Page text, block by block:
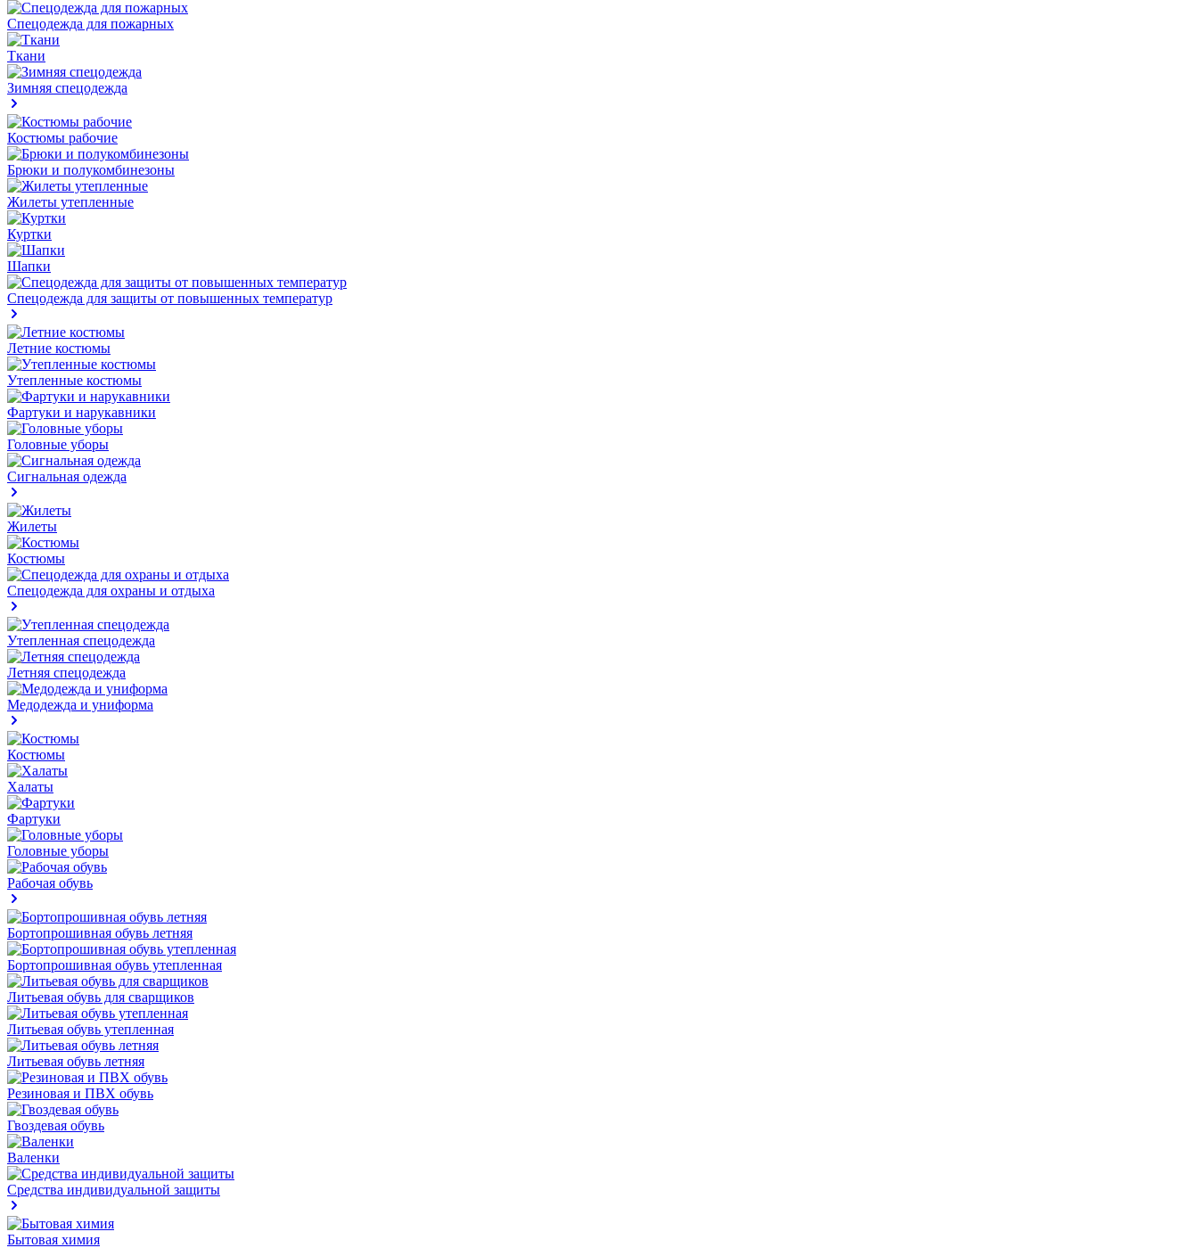
Спецодежда для пожарных
Ткани
Зимняя спецодежда
Костюмы рабочие
Брюки и полукомбинезоны
Жилеты утепленные
Куртки
Шапки
Спецодежда для защиты от повышенных температур
Летние костюмы
Утепленные костюмы
Фартуки и нарукавники
Головные уборы
Сигнальная одежда
Жилеты
Костюмы
Спецодежда для охраны и отдыха
Утепленная спецодежда
Летняя спецодежда
Медодежда и униформа
Костюмы
Халаты
Фартуки
Головные уборы
Рабочая обувь
Бортопрошивная обувь летняя
Бортопрошивная обувь утепленная
Литьевая обувь для сварщиков
Литьевая обувь утепленная
Литьевая обувь летняя
Резиновая и ПВХ обувь
Гвоздевая обувь
Валенки
Средства индивидуальной защиты
Бытовая химия